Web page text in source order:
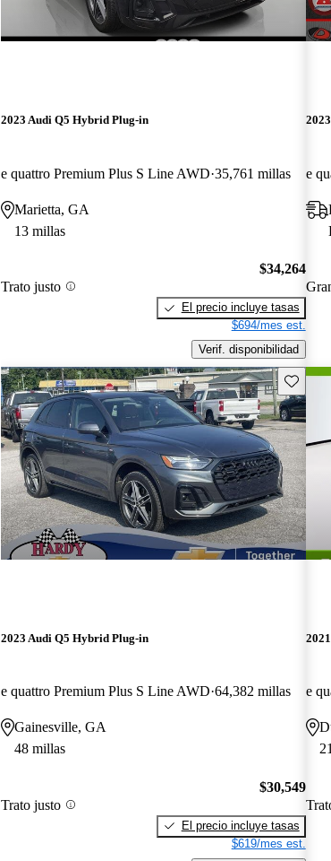
2023 Audi Q5 Hybrid Plug-in
e quattro Premium Plus S Line AWD 35,761 millas
Marietta, GA
13 millas
Trato justo
$34,264
El precio incluye tasas
$694/mes est.
Verif. disponibilidad
e
Guarda
2023 Audi Q5 Hybrid Plug-in
e quattro Premium Plus S Line AWD 64,382 millas
Gainesville, GA
48 millas
Trato justo
$30,549
El precio incluye tasas
$619/mes est.
e